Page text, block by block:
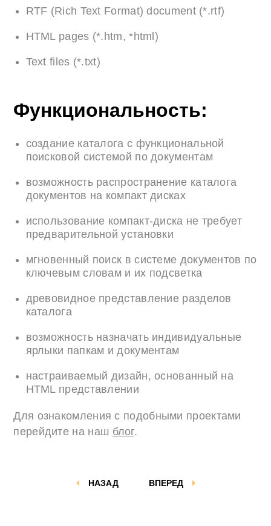
RTF (Rich Text Format) document (*.rtf)
HTML pages (*.htm, *html)
Text files (*.txt)
Функциональность:
создание каталога с функциональной
поисковой системой по документам
возможность распространение каталога
документов на компакт дисках
использование компакт-диска не требует
предварительной установки
мгновенный поиск в системе документов по
ключевым словам и их подсветка
древовидное представление разделов
каталога
возможность назначать индивидуальные
ярлыки папкам и документам
настраиваемый дизайн, основанный на
HTML представлении
Для ознакомления с подобными проектами
перейдите на наш блог.
ВПЕРЕД
НАЗАД